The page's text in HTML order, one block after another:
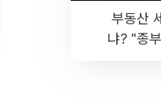
부동산
냐? "종